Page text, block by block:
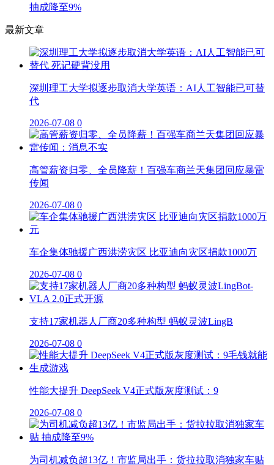
抽成降至9%
最新文章
深圳理工大学拟逐步取消大学英语：AI人工智能已可替
代
2026-07-08 0
高管薪资归零、全员降薪！百强车商兰天集团回应暴雷
传闻
2026-07-08 0
车企集体驰援广西洪涝灾区 比亚迪向灾区捐款1000万
2026-07-08 0
支持17家机器人厂商20多种构型 蚂蚁灵波LingB
2026-07-08 0
性能大提升 DeepSeek V4正式版灰度测试：9
2026-07-08 0
为司机减负超13亿！市监局出手：货拉拉取消独家车贴